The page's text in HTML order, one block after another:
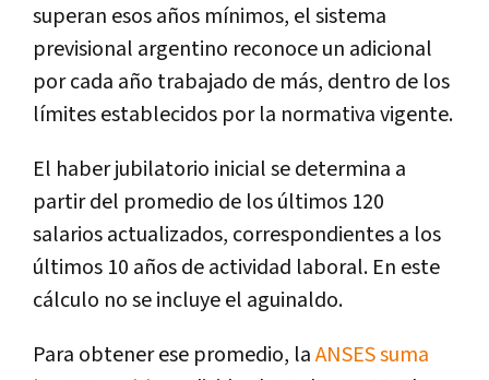
superan esos años mínimos, el sistema
previsional argentino reconoce un adicional
por cada año trabajado de más, dentro de los
límites establecidos por la normativa vigente.
El haber jubilatorio inicial se determina a
partir del promedio de los últimos 120
salarios actualizados, correspondientes a los
últimos 10 años de actividad laboral. En este
cálculo no se incluye el aguinaldo.
Para obtener ese promedio, laANSES suma